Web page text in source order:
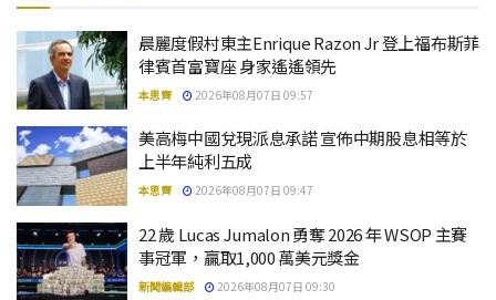
晨麗度假村東主Enrique Razon Jr 登上福布斯菲
律賓首富寶座 身家遙遙領先
本思齊 2026年08月07日 09:57
美高梅中國兌現派息承諾 宣佈中期股息相等於
上半年純利五成
本思齊 2026年08月07日 09:47
22 歲 Lucas Jumalon 勇奪 2026 年 WSOP 主賽
事冠軍，贏取1,000 萬美元獎金
新聞編輯部 2026年08月07日 09:30